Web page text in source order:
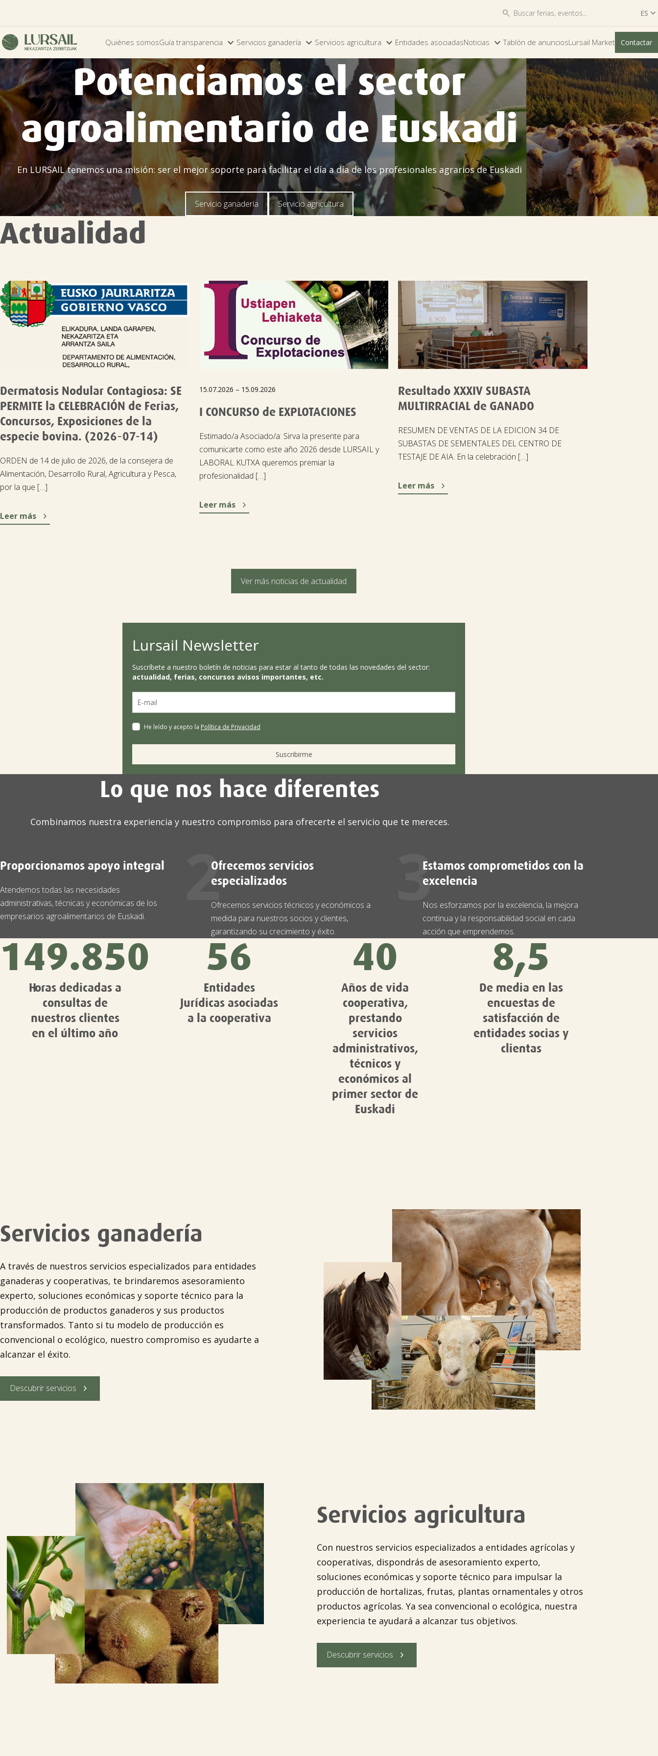
 ES 
ES
EU
Quiénes somosGuía transparencia  Servicios ganadería  Servicios agricultura  Entidades asociadasNoticias Tablón de anunciosLursail Market Contactar
Potenciamos el sector
agroalimentario de Euskadi
En LURSAIL tenemos una misión: ser el mejor soporte para facilitar el día a día de los profesionales agrarios de Euskadi
Servicio ganadería Servicio agricultura
Actualidad
Dermatosis Nodular Contagiosa: SE
PERMITE la CELEBRACIÓN de Ferias,
Concursos, Exposiciones de la
especie bovina. (2026-07-14)
ORDEN de 14 de julio de 2026, de la consejera de
Alimentación, Desarrollo Rural, Agricultura y Pesca,
por la que […]
Leer más 
15.07.2026 – 15.09.2026
I CONCURSO de EXPLOTACIONES
Estimado/a Asociado/a: Sirva la presente para
comunicarte como este año 2026 desde LURSAIL y
LABORAL KUTXA queremos premiar la
profesionalidad […]
Leer más 
Resultado XXXIV SUBASTA
MULTIRRACIAL de GANADO
RESUMEN DE VENTAS DE LA EDICION 34 DE
SUBASTAS DE SEMENTALES DEL CENTRO DE
TESTAJE DE AIA. En la celebración […]
Leer más 
Ver más noticias de actualidad
Lursail Newsletter
Suscríbete a nuestro boletín de noticias para estar al tanto de todas las novedades del sector:
actualidad, ferias, concursos avisos importantes, etc.
He leído y acepto la Política de Privacidad
Suscribirme
Lo que nos hace diferentes
Combinamos nuestra experiencia y nuestro compromiso para ofrecerte el servicio que te mereces.
Proporcionamos apoyo integral
Atendemos todas las necesidades
administrativas, técnicas y económicas de los
empresarios agroalimentarios de Euskadi.
2
Ofrecemos servicios
especializados
Ofrecemos servicios técnicos y económicos a
medida para nuestros socios y clientes,
garantizando su crecimiento y éxito.
3
Estamos comprometidos con la
excelencia
Nos esforzamos por la excelencia, la mejora
continua y la responsabilidad social en cada
acción que emprendemos.
149.850
Horas dedicadas a
consultas de
nuestros clientes
en el último año
56
Entidades
Jurídicas asociadas
a la cooperativa
40
Años de vida
cooperativa,
prestando
servicios
administrativos,
técnicos y
económicos al
primer sector de
Euskadi
8,5
De media en las
encuestas de
satisfacción de
entidades socias y
clientas
Servicios ganadería
A través de nuestros servicios especializados para entidades
ganaderas y cooperativas, te brindaremos asesoramiento
experto, soluciones económicas y soporte técnico para la
producción de productos ganaderos y sus productos
transformados. Tanto si tu modelo de producción es
convencional o ecológico, nuestro compromiso es ayudarte a
alcanzar el éxito.
Descubrir servicios 
Servicios agricultura
Con nuestros servicios especializados a entidades agrícolas y
cooperativas, dispondrás de asesoramiento experto,
soluciones económicas y soporte técnico para impulsar la
producción de hortalizas, frutas, plantas ornamentales y otros
productos agrícolas. Ya sea convencional o ecológica, nuestra
experiencia te ayudará a alcanzar tus objetivos.
Descubrir servicios 